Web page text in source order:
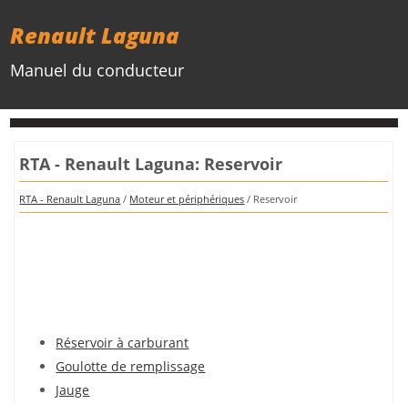
Renault Laguna
Manuel du conducteur
RTA - Renault Laguna: Reservoir
RTA - Renault Laguna / Moteur et périphériques / Reservoir
Réservoir à carburant
Goulotte de remplissage
Jauge